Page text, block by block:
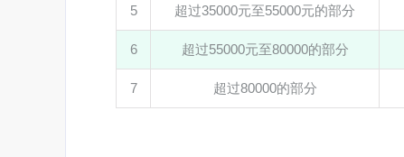
5 超过35000元至55000元的部分
6 超过55000元至80000的部分
7 超过80000的部分